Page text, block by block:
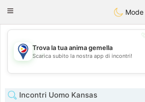
PhilippinesChat
Toggle
Mode
💖
💕
Trova la tua anima gemella
Scarica subito la nostra app di incontri!
Incontri Uomo Kansas